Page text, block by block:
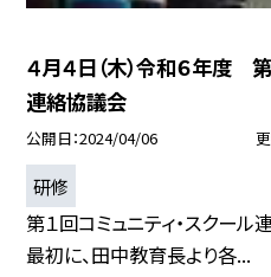
４月４日（木）令和６年度
連絡協議会
公開日 2024/04/06
研修
第１回コミュニティ・スクー
最初に、田中教育長より各...